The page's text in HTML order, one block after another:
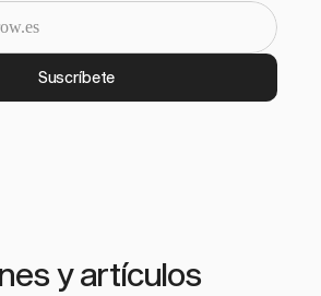
Suscríbete
y artículos